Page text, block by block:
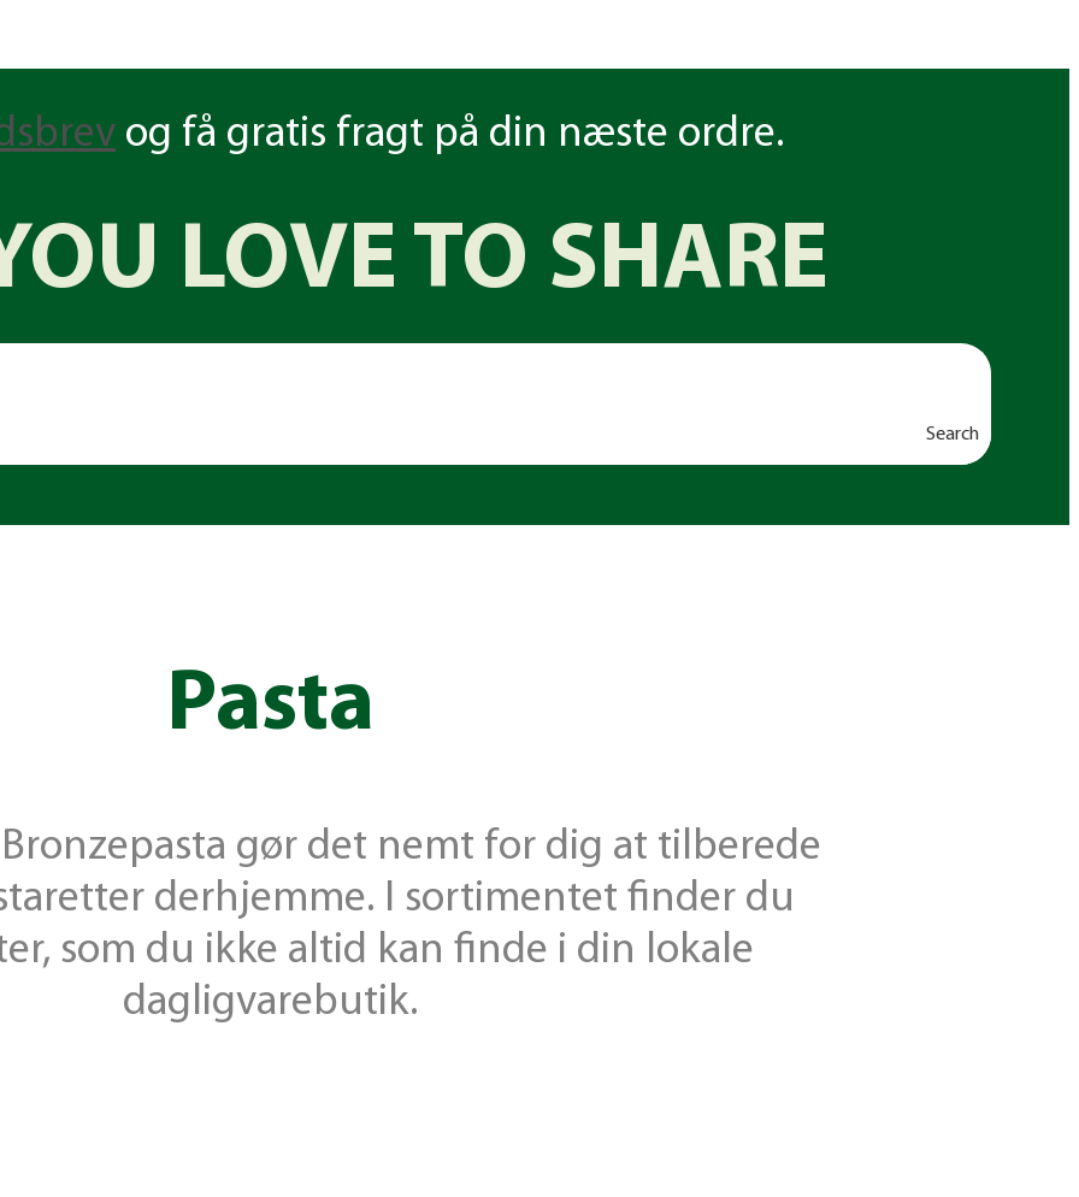
og få gratis fragt på din næste ordre.
LOVE TO SHARE
Search
Pasta
gør det nemt for dig at tilberede
derhjemme. I sorti­mentet finder du
som du ikke altid kan finde i din lokale
dagligvarebutik.